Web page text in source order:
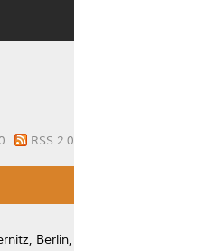
RSS 2.0
Berlin,